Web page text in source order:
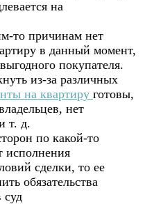
на
то причинам нет
в данный момент,
покупателя.
из-за различных
на квартиру готовы,
нет
т. д.
по какой-то
исполнения
сделки, то ее
обязательства
суд